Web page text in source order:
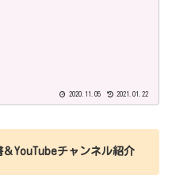
2020.11.05 2021.01.22
YouTubeチャンネル紹介